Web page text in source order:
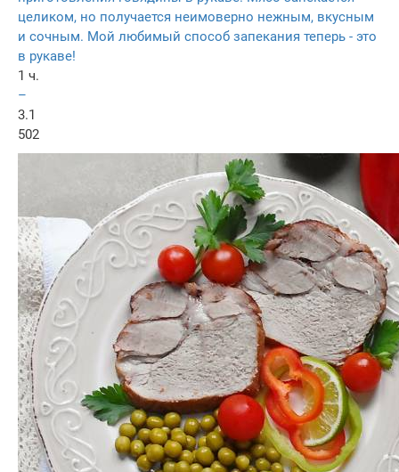
целиком, но получается неимоверно нежным, вкусным
и сочным. Мой любимый способ запекания теперь - это
в рукаве!
1 ч.
–
3.1
502